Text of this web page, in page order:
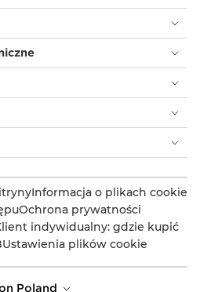
Informacja o plikach cookie
Ochrona prywatności
indywidualny: gdzie kupić
Ustawienia plików cookie
Poland